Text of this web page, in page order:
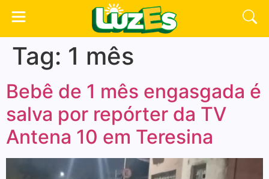
Tag: 1 mês
Bebê de 1 mês engasgada é
salva por repórter da TV
Antena 10 em Teresina